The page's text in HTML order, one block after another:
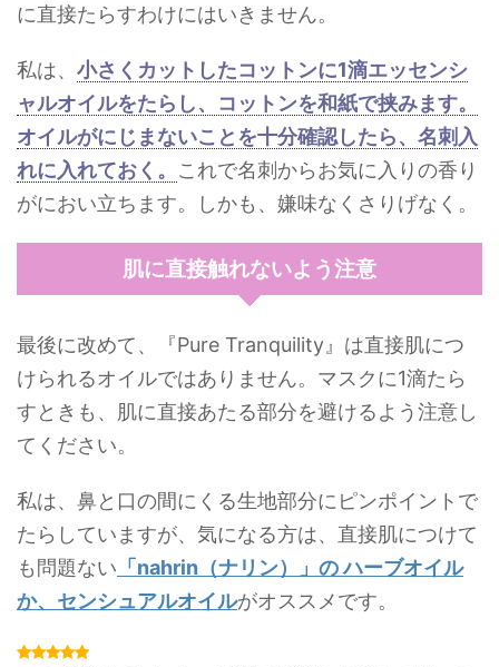
に直接たらすわけにはいきません。
私は、 小さくカットしたコットンに1滴エッセンシ
ャルオイルをたらし、コットンを和紙で挟みます。
オイルがにじまないことを十分確認したら、名刺入
れに入れておく。 これで名刺からお気に入りの香り
がにおい立ちます。しかも、嫌味なくさりげなく。
肌に直接触れないよう注意
最後に改めて、
『Pure Tranquility』は直接肌につ
けられるオイルではありません。マスクに1滴たら
すときも、肌に直接あたる部分を避けるよう注意し
てください。
私は、鼻と口の間にくる生地部分にピンポイントで
たらしていますが、 気になる方は、直接肌につけて
も問題ない 「nahrin（ナリン）」の ハーブオイル
か、センシュアルオイルがオススメです。